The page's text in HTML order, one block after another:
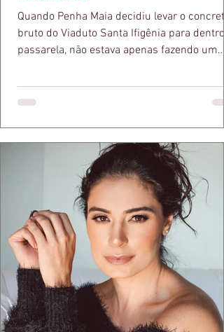
Quando Penha Maia decidiu levar o concreto
bruto do Viaduto Santa Ifigênia para dentro
passarela, não estava apenas fazendo um
a apresentadora e influenciadora Juliana
defende há tempos, o de que moda
estruturas geométricas, volumes
aquele concreto aparente típico da
arquitetura paulistana em peças de vestir,